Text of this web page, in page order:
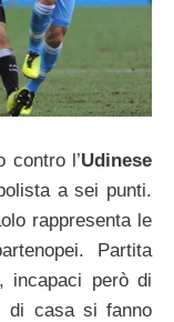
contro l’Udinese
a sei punti.
rappresenta le
Partita
incapaci però di
di casa si fanno